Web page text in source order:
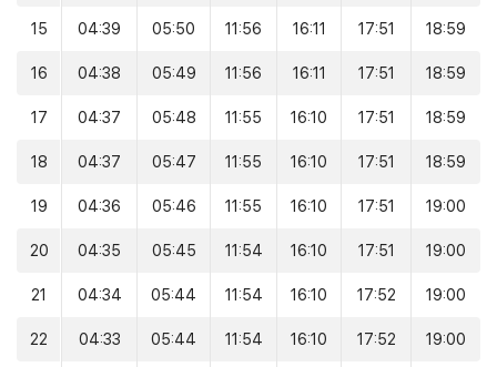
15 04:39 05:50 11:56 16:11 17:51 18:59
16 04:38 05:49 11:56 16:11 17:51 18:59
17 04:37 05:48 11:55 16:10 17:51 18:59
18 04:37 05:47 11:55 16:10 17:51 18:59
19 04:36 05:46 11:55 16:10 17:51 19:00
20 04:35 05:45 11:54 16:10 17:51 19:00
21 04:34 05:44 11:54 16:10 17:52 19:00
22 04:33 05:44 11:54 16:10 17:52 19:00